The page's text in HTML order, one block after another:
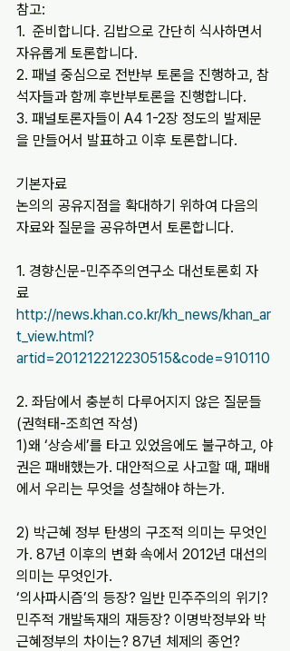
참고:
1.  준비합니다. 김밥으로 간단히 식사하면서
자유롭게 토론합니다.
2. 패널 중심으로 전반부 토론을 진행하고, 참
석자들과 함께 후반부토론을 진행합니다.
3. 패널토론자들이 A4 1-2장 정도의 발제문
을 만들어서 발표하고 이후 토론합니다.
기본자료
논의의 공유지점을 확대하기 위하여 다음의
자료와 질문을 공유하면서 토론합니다.
1. 경향신문-민주주의연구소 대선토론회 자
료
http://news.khan.co.kr/kh_news/khan_ar
t_view.html?
artid=201212212230515&code=910110
2. 좌담에서 충분히 다루어지지 않은 질문들
(권혁태-조희연 작성)
1)왜 ‘상승세’를 타고 있었음에도 불구하고, 야
권은 패배했는가. 대안적으로 사고할 때, 패배
에서 우리는 무엇을 성찰해야 하는가.
2) 박근혜 정부 탄생의 구조적 의미는 무엇인
가. 87년 이후의 변화 속에서 2012년 대선의
의미는 무엇인가.
‘의사파시즘’의 등장? 일반 민주주의의 위기?
민주적 개발독재의 재등장? 이명박정부와 박
근혜정부의 차이는? 87년 체제의 종언?